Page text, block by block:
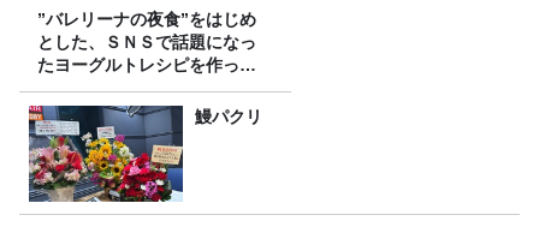
”バレリーナの夜食”をはじめ
とした、ＳＮＳで話題になっ
たヨーグルトレシピを作って
みた！
鰻パクリ